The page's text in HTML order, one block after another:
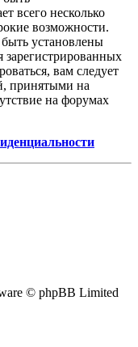
всего несколько
возможности.
установлены
вам следует
принятыми на
на форумах
© phpBB Limited